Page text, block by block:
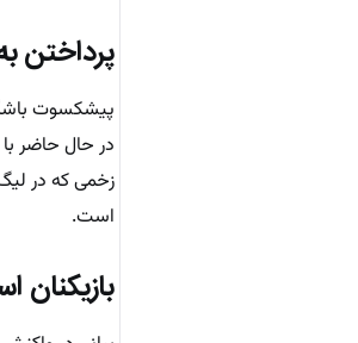
پرداختن
پیشکسوت
در حال حاضر
زخمی که در
است.